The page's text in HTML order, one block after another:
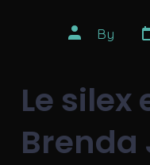
Post
author
By
Le silex
Brenda